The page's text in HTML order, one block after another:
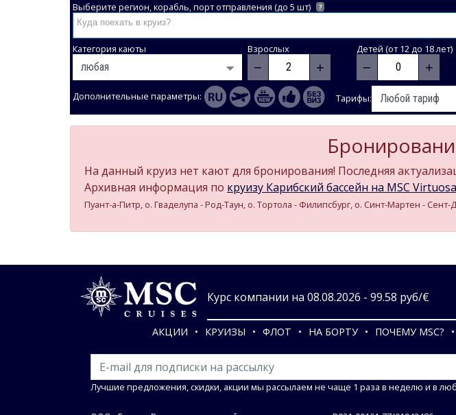
Выберите регион, корабль, порт отправления (до 5 шт) ?
Категория каюты Взрослых
− +
Детей (от 12 до 18 лет)
− +
Дополнительные параметры: Тарифы:
На данный круиз нет кают для бронирования! Последняя
Архивная информация по круизу Карибский бассейн на MSC
Пуант-а-Питр, о. Гваделупа - Род-Таун, о. Тортола - Филипсбург, о. Синт-Мартен -
Курс компании на 08.08.2026 - 99.58 руб/€
АКЦИИ КРУИЗЫ ФЛОТ НА БОРТУ ПОЧЕМУ MSC?
Лучшие предложения, скидки, акции мы рассылаем не чаще 1 раза в неделю и в